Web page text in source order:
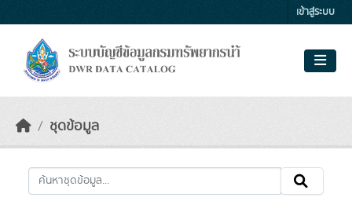
เข้าสู่ระบบ
ชุดข้อมูล